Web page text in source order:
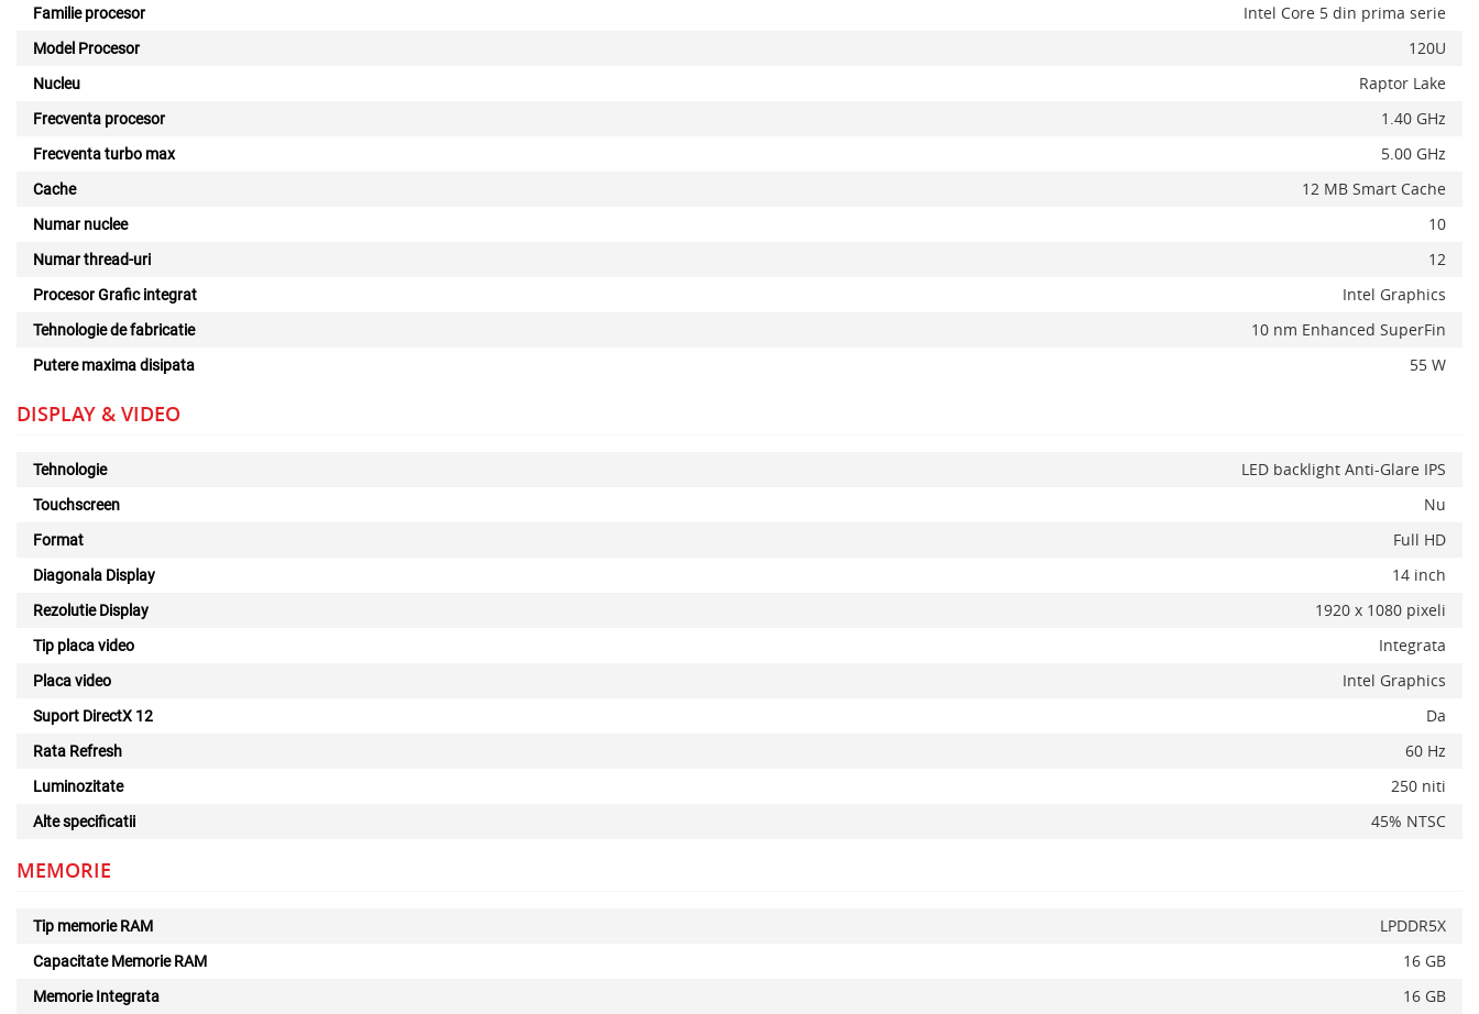
Familie procesor Intel Core 5 din prima serie
Model Procesor 120U
Nucleu Raptor Lake
Frecventa procesor 1.40 GHz
Frecventa turbo max 5.00 GHz
Cache 12 MB Smart Cache
Numar nuclee 10
Numar thread-uri 12
Procesor Grafic integrat Intel Graphics
Tehnologie de fabricatie 10 nm Enhanced SuperFin
Putere maxima disipata 55 W
DISPLAY & VIDEO
Tehnologie LED backlight Anti-Glare IPS
Touchscreen Nu
Format Full HD
Diagonala Display 14 inch
Rezolutie Display 1920 x 1080 pixeli
Tip placa video Integrata
Placa video Intel Graphics
Suport DirectX 12 Da
Rata Refresh 60 Hz
Luminozitate 250 niti
Alte specificatii 45% NTSC
MEMORIE
Tip memorie RAM LPDDR5X
Capacitate Memorie RAM 16 GB
Memorie Integrata 16 GB